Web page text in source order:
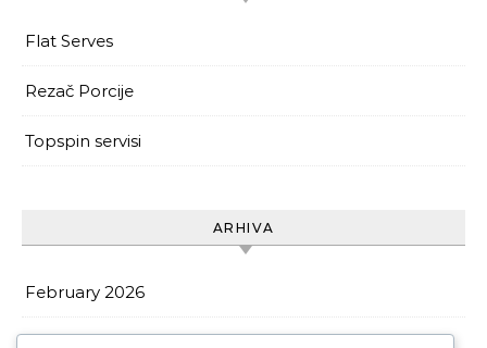
Flat Serves
Rezač Porcije
Topspin servisi
ARHIVA
February 2026
January 2026